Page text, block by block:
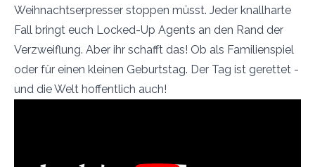
Weihnachtserpresser stoppen müsst. Jeder knallharte
Fall bringt euch Locked-Up Agents an den Rand der
Verzweiflung. Aber ihr schafft das! Ob als Familienspiel
oder für einen kleinen Geburtstag. Der Tag ist gerettet -
und die Welt hoffentlich auch!